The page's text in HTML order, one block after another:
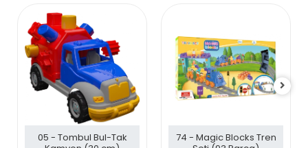
05 - Tombul Bul-Tak
74 - Magic Blocks Tren